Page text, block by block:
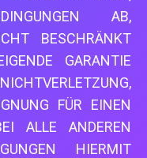
AB,
BESCHRÄNKT
GARANTIE
FÜR EINEN
ALLE ANDEREN
HIERMIT